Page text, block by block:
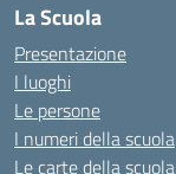
La Scuola
Presentazione
I luoghi
Le persone
I numeri della scuola
Le carte della scuola